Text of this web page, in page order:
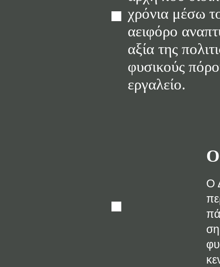
χρόνια μέσω
αειφόρο
αξία της
φυσικούς
εργαλείο.
Ο
Ο